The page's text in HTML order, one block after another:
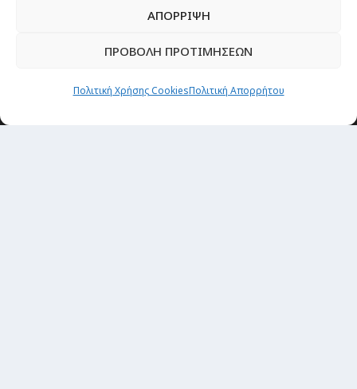
ΑΠΟΡΡΙΨΗ
ΠΡΟΒΟΛΗ ΠΡΟΤΙΜΗΣΕΩΝ
Πολιτική Χρήσης CookiesΠολιτική Απορρήτου
Newsletter
“H μόνη επένδυση από την οποία δεν έχεις